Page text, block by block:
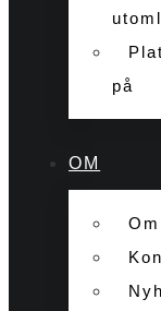
på
OM
Om